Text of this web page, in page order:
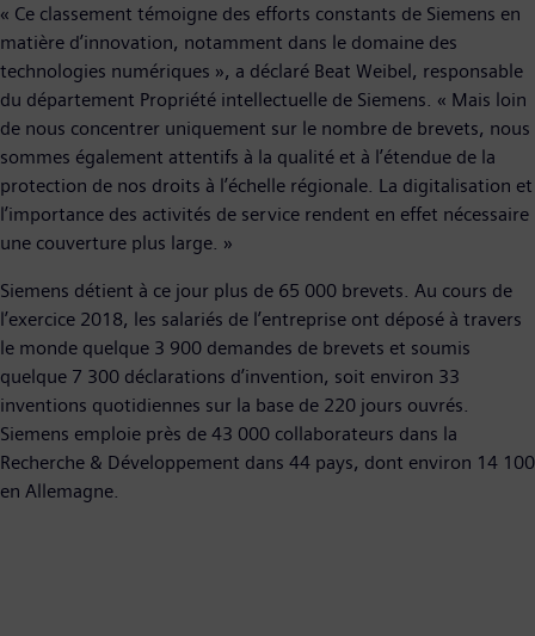
« Ce classement témoigne des efforts constants de Siemens en
matière d’innovation, notamment dans le domaine des
technologies numériques », a déclaré Beat Weibel, responsable
du département Propriété intellectuelle de Siemens. « Mais loin
de nous concentrer uniquement sur le nombre de brevets, nous
sommes également attentifs à la qualité et à l’étendue de la
protection de nos droits à l’échelle régionale. La digitalisation et
l’importance des activités de service rendent en effet nécessaire
une couverture plus large. »
Siemens détient à ce jour plus de 65 000 brevets. Au cours de
l’exercice 2018, les salariés de l’entreprise ont déposé à travers
le monde quelque 3 900 demandes de brevets et soumis
quelque 7 300 déclarations d’invention, soit environ 33
inventions quotidiennes sur la base de 220 jours ouvrés.
Siemens emploie près de 43 000 collaborateurs dans la
Recherche & Développement dans 44 pays, dont environ 14 100
en Allemagne.